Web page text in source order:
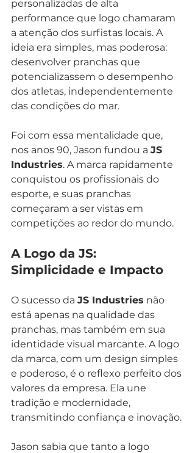
personalizadas de alta
performance que logo chamaram
a atenção dos surfistas locais. A
ideia era simples, mas poderosa:
desenvolver pranchas que
potencializassem o desempenho
dos atletas, independentemente
das condições do mar.
Foi com essa mentalidade que,
nos anos 90, Jason fundou a JS
Industries. A marca rapidamente
conquistou os profissionais do
esporte, e suas pranchas
começaram a ser vistas em
competições ao redor do mundo.
A Logo da JS:
Simplicidade e Impacto
O sucesso da JS Industries não
está apenas na qualidade das
pranchas, mas também em sua
identidade visual marcante. A logo
da marca, com um design simples
e poderoso, é o reflexo perfeito dos
valores da empresa. Ela une
tradição e modernidade,
transmitindo confiança e inovação.
Jason sabia que tanto a logo